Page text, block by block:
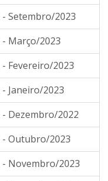
Setembro/2023
Março/2023
Fevereiro/2023
Janeiro/2023
Dezembro/2022
Outubro/2023
Novembro/2023